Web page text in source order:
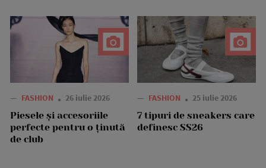
— FASHION 26 iulie 2026
Piesele și accesoriile
perfecte pentru o ținută
de club
— FASHION 25 iulie 2026
7 tipuri de sneakers care
definesc SS26